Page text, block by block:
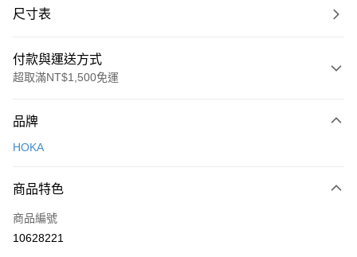
尺寸表
付款與運送方式
超取滿NT$1,500免運
信用卡一次付款
Apple Pay
悠遊付
品牌
HOKA
商品特色
商品編號
10628221